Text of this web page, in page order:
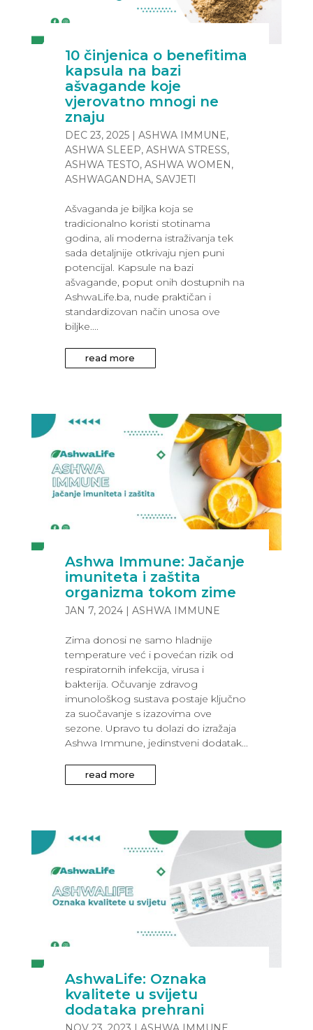
10 činjenica o benefitima
kapsula na bazi
ašvagande koje
vjerovatno mnogi ne
znaju
DEC 23, 2025| ASHWA IMMUNE,
ASHWA SLEEP, ASHWA STRESS,
ASHWA TESTO, ASHWA WOMEN,
ASHWAGANDHA, SAVJETI
Ašvaganda je biljka koja se
tradicionalno koristi stotinama
godina, ali moderna istraživanja tek
sada detaljnije otkrivaju njen puni
potencijal. Kapsule na bazi
ašvagande, poput onih dostupnih na
AshwaLife.ba, nude praktičan i
standardizovan način unosa ove
biljke....
read more
Ashwa Immune: Jačanje
imuniteta i zaštita
organizma tokom zime
JAN 7, 2024| ASHWA IMMUNE
Zima donosi ne samo hladnije
temperature već i povećan rizik od
respiratornih infekcija, virusa i
bakterija. Očuvanje zdravog
imunološkog sustava postaje ključno
za suočavanje s izazovima ove
sezone. Upravo tu dolazi do izražaja
Ashwa Immune, jedinstveni dodatak...
read more
AshwaLife: Oznaka
kvalitete u svijetu
dodataka prehrani